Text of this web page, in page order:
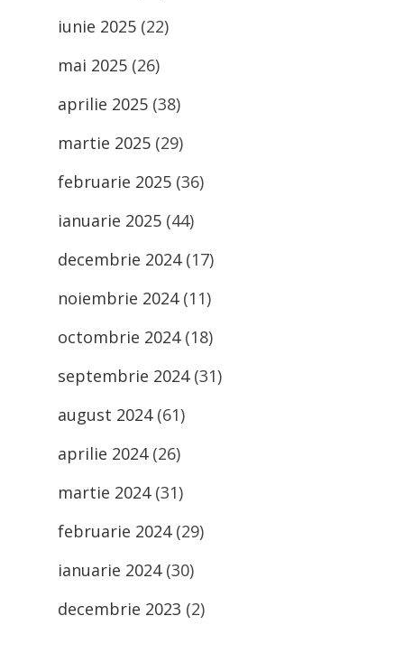
iunie 2025 (22)
mai 2025 (26)
aprilie 2025 (38)
martie 2025 (29)
februarie 2025 (36)
ianuarie 2025 (44)
decembrie 2024(17)
noiembrie 2024(11)
octombrie 2024(18)
septembrie 2024(31)
august 2024(61)
aprilie 2024(26)
martie 2024(31)
februarie 2024(29)
ianuarie 2024(30)
decembrie 2023 (2)